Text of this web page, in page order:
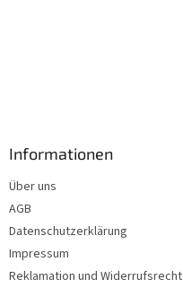
Informationen
Über uns
AGB
Datenschutzerklärung
Impressum
Reklamation und Widerrufsrecht